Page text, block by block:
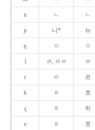
n ㄴ ㄴ
ɲ 니* 뉴
ŋ ㅇ ㅇ
l ㄹ, ㄹㄹ ㄹ
r ㄹ 르
h ㅎ 흐
ç ㅎ 히
x ㅎ 흐